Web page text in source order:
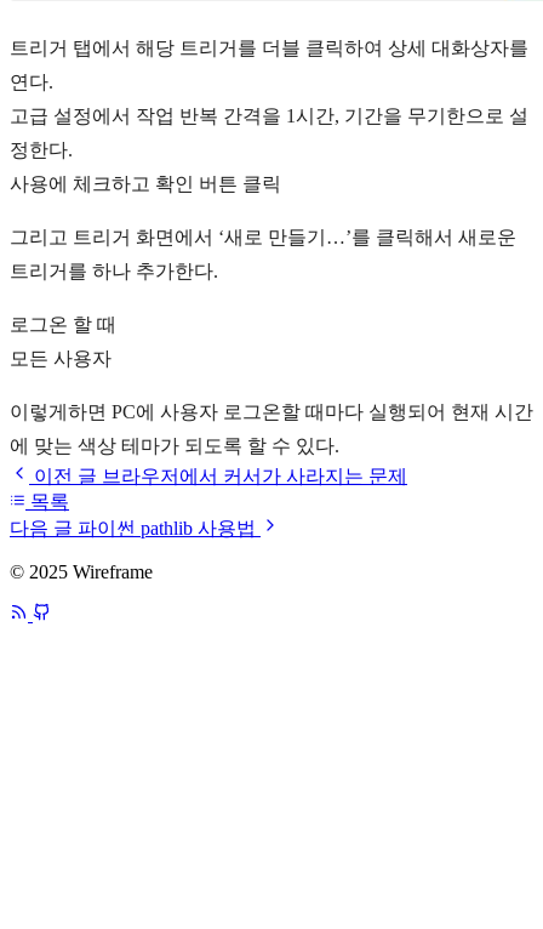
트리거 탭에서 해당 트리거를 더블 클릭하여 상세 대화상자를
연다.
고급 설정에서 작업 반복 간격을 1시간, 기간을 무기한으로 설
정한다.
사용에 체크하고 확인 버튼 클릭
그리고 트리거 화면에서 ‘새로 만들기…’를 클릭해서 새로운
트리거를 하나 추가한다.
로그온 할 때
모든 사용자
이렇게하면 PC에 사용자 로그온할 때마다 실행되어 현재 시간
에 맞는 색상 테마가 되도록 할 수 있다.
이전 글 브라우저에서 커서가 사라지는 문제
목록
다음 글 파이썬 pathlib 사용법
© 2025 Wireframe